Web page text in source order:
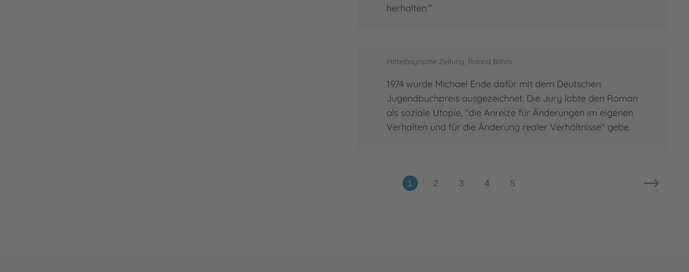
herhalten."
Mittelbayrische Zeitung, Roland Böhm
1974 wurde Michael Ende dafür mit dem Deutschen
Jugendbuchpreis ausgezeichnet. Die Jury lobte den Roman
als soziale Utopie, "die Anreize für Änderungen im eigenen
Verhalten und für die Änderung realer Verhältnisse" gebe.